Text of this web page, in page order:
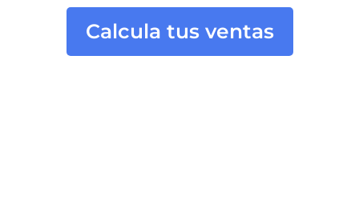
Calcula tus ventas